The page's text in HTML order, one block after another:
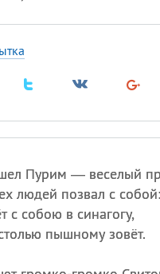
Пурим — веселый
людей позвал с собой:
с собою в синагогу,
пышному зовёт.